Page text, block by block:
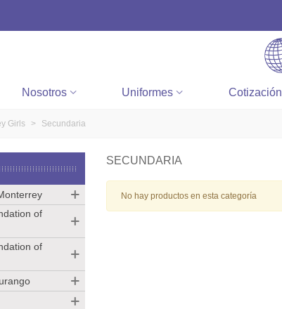
Nosotros Uniformes Cotización
Girls > Secundaria
of
of
SECUNDARIA
No hay productos en esta categoría